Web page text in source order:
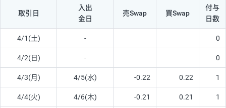
取引日
入出
金日
売Swap 買Swap
付与
日数
4/1(土) - 0
4/2(日) - 0
4/3(月) 4/5(水) -0.22 0.22 1
4/4(火) 4/6(木) -0.21 0.21 1